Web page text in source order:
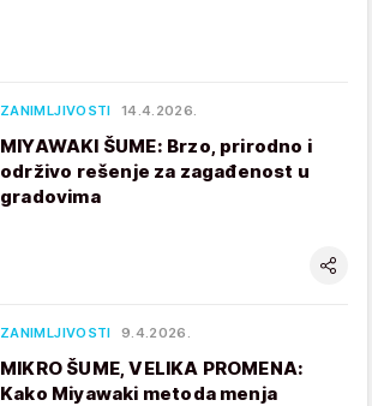
ZANIMLJIVOSTI 14.4.2026.
MIYAWAKI ŠUME: Brzo, prirodno i
održivo rešenje za zagađenost u
gradovima
ZANIMLJIVOSTI 9.4.2026.
MIKRO ŠUME, VELIKA PROMENA:
Kako Miyawaki metoda menja